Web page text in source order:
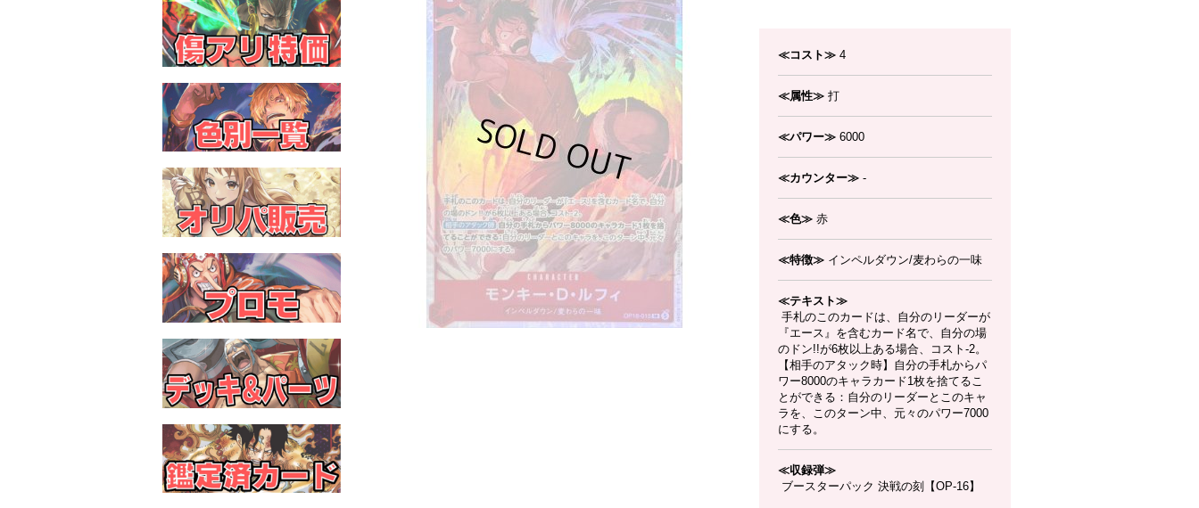
≪コスト≫ 4
≪属性≫ 打
≪パワー≫ 6000
≪カウンター≫ -
≪色≫ 赤
≪特徴≫ インペルダウン/麦わらの一味
≪テキスト≫
手札のこのカードは、自分のリーダーが
『エース』を含むカード名で、自分の場
のドン!!が6枚以上ある場合、コスト-2。
【相手のアタック時】自分の手札からパ
ワー8000のキャラカード1枚を捨てるこ
とができる：自分のリーダーとこのキャ
ラを、このターン中、元々のパワー7000
にする。
≪収録弾≫
ブースターパック 決戦の刻【OP-16】